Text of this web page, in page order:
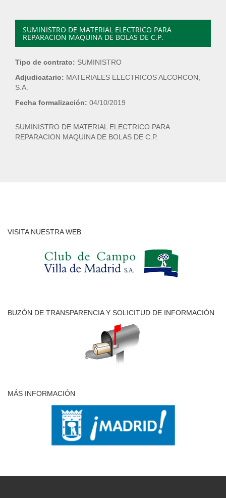
SUMINISTRO DE MATERIAL ELECTRICO PARA
REPARACION MAQUINA DE BOLAS DE C.P.
Tipo de contrato: SUMINISTRO
Adjudicatario: MATERIALES ELECTRICOS ALCORCON,
S.A.
Fecha formalización: 04/10/2019
SUMINISTRO DE MATERIAL ELECTRICO PARA
REPARACION MAQUINA DE BOLAS DE C.P.
VISITA NUESTRA WEB
BUZÓN DE TRANSPARENCIA Y SOLICITUD DE INFORMACIÓN
MÁS INFORMACIÓN